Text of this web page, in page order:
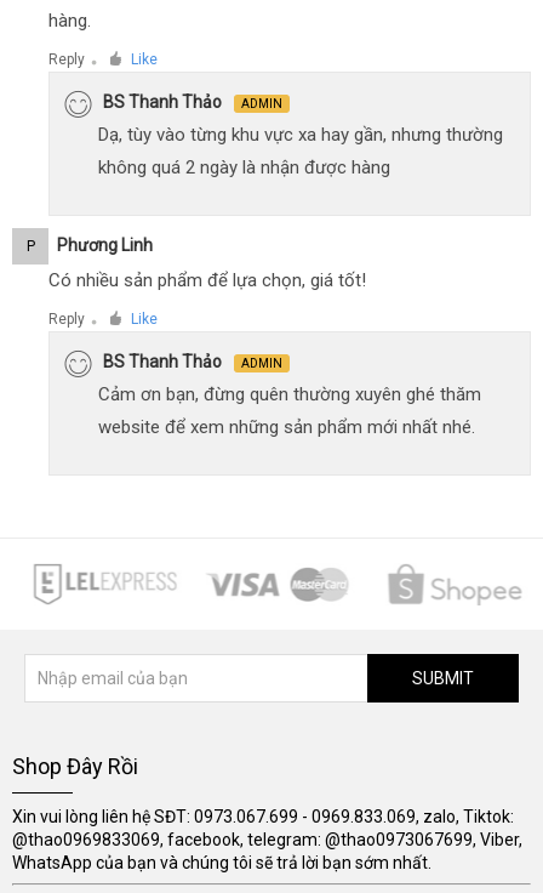
hàng.
Reply ● Like
BS Thanh Thảo ADMIN
Dạ, tùy vào từng khu vực xa hay gần, nhưng thường
không quá 2 ngày là nhận được hàng
P Phương Linh
Có nhiều sản phẩm để lựa chọn, giá tốt!
Reply ● Like
BS Thanh Thảo ADMIN
Cảm ơn bạn, đừng quên thường xuyên ghé thăm
website để xem những sản phẩm mới nhất nhé.
SUBMIT
Shop Đây Rồi
Xin vui lòng liên hệ SĐT: 0973.067.699 - 0969.833.069, zalo, Tiktok:
@thao0969833069, facebook, telegram: @thao0973067699, Viber,
WhatsApp của bạn và chúng tôi sẽ trả lời bạn sớm nhất.